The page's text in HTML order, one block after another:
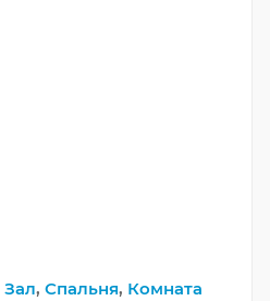
Зал, Спальня, Комната